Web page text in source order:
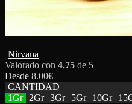
Nirvana
Valorado con 4.75 de 5
Desde 8.00€
CANTIDAD
1Gr
2Gr 3Gr 5Gr 10Gr